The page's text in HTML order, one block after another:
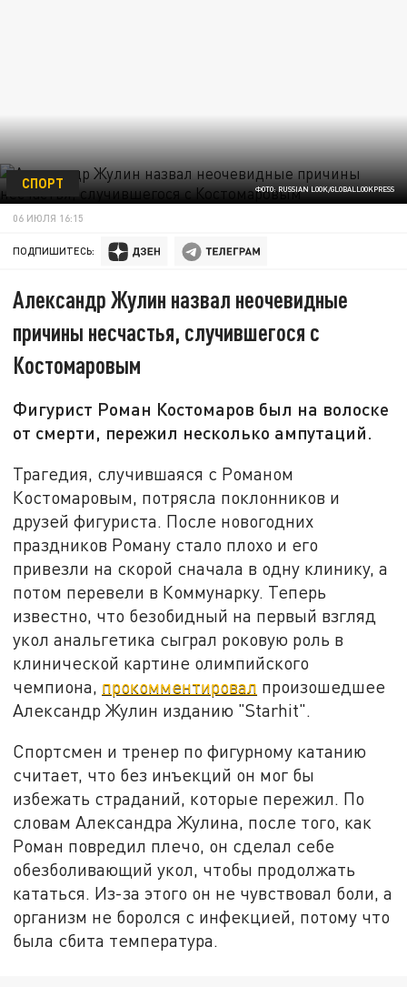
ФОТО: RUSSIAN LOOK/GLOBALLOOKPRESS
СПОРТ
06 ИЮЛЯ 16:15
ПОДПИШИТЕСЬ:
Александр Жулин назвал неочевидные
причины несчастья, случившегося с
Костомаровым
Фигурист Роман Костомаров был на волоске
от смерти, пережил несколько ампутаций.
Трагедия, случившаяся с Романом
Костомаровым, потрясла поклонников и
друзей фигуриста. После новогодних
праздников Роману стало плохо и его
привезли на скорой сначала в одну клинику, а
потом перевели в Коммунарку. Теперь
известно, что безобидный на первый взгляд
укол анальгетика сыграл роковую роль в
клинической картине олимпийского
чемпиона, прокомментировал произошедшее
Александр Жулин изданию "Starhit".
Спортсмен и тренер по фигурному катанию
считает, что без инъекций он мог бы
избежать страданий, которые пережил. По
словам Александра Жулина, после того, как
Роман повредил плечо, он сделал себе
обезболивающий укол, чтобы продолжать
кататься. Из-за этого он не чувствовал боли, а
организм не боролся с инфекцией, потому что
была сбита температура.